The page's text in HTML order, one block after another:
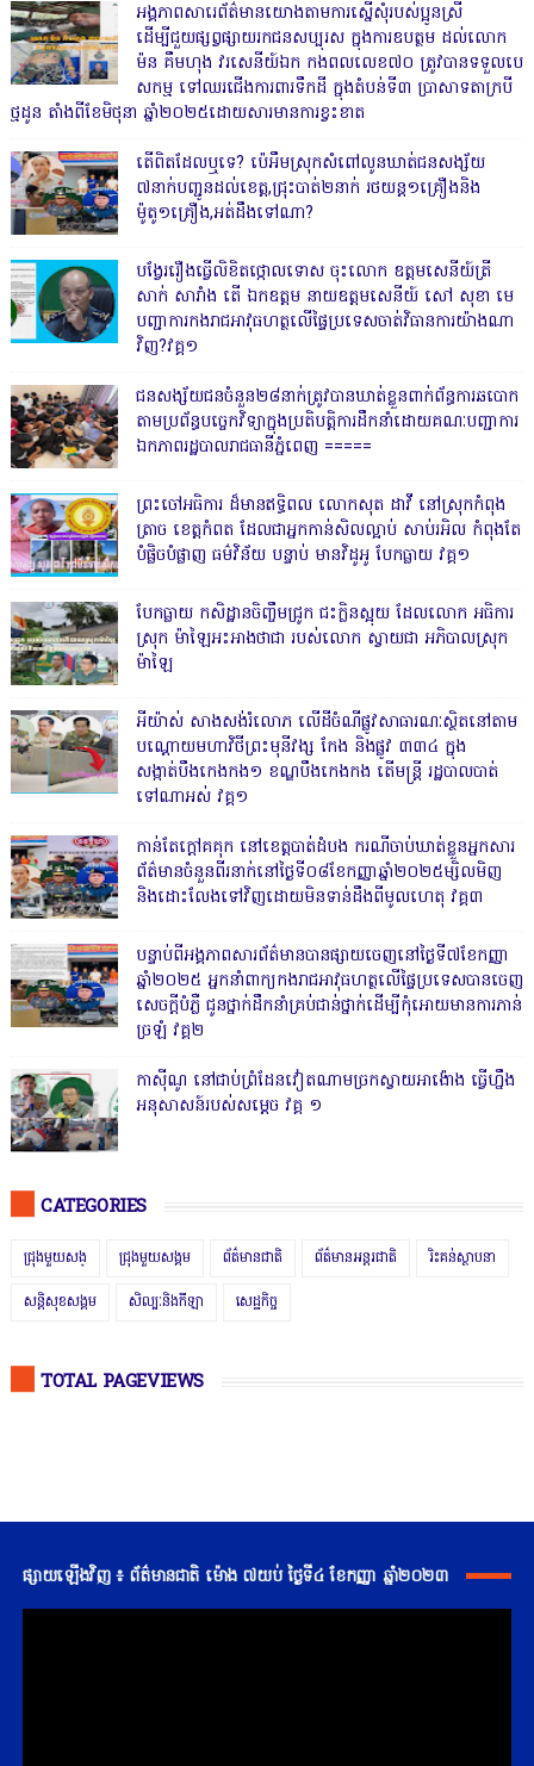
អង្គភាពសារេព័ត៌មានយោងតាមការស្នើសុំរបស់ប្អូនស្រី
ដើម្បីជួយផ្សព្វផ្សាយរកជនសប្បុរស ក្នុងការឧបត្ថម ដល់លោក
ម៉ន គឹមហុង វរសេនីយ៍ឯក កងពលលេខ៧០ ត្រូវបានទទួលបេ
សកម្ម ទៅឈរជើងការពារទឹកដី ក្នុងតំបន់ទី៣ ប្រាសាទតាក្របី
ថ្មដូន តាំងពីខែមិថុនា ឆ្នាំ២០២៥ដោយសារមានការខ្វះខាត
តើពិតដែលឬទេ? ប៉េអឹមស្រុកសំពៅលូនឃាត់ជនសង្ស័យ
៧នាក់បញ្ជូនដល់ខេត្ត,ជ្រុះបាត់២នាក់ រថយន្ត១គ្រឿងនិង
ម៉ូតូ១គ្រឿង,អត់ដឹងទៅណា?
បង្វែររឿងធ្វើលិខិតថ្កោលទោស ចុះលោក ឧត្តមសេនីយ៍ត្រី
សាក់ សារាំង តើ ឯកឧត្តម នាយឧត្តមសេនីយ៍ សៅ សុខា មេ
បញ្ជាការកងរាជអាវុធហត្ថលើផ្ទៃប្រទេសចាត់វិធានការយ៉ាងណា
វិញ?វគ្គ១
ជនសង្ស័យជនចំនួន២៨នាក់ត្រូវបានឃាត់ខ្លួនពាក់ព័ន្ធការឆបោក
តាមប្រព័ន្ធបច្ចេកវិទ្យាក្នុងប្រតិបត្តិការដឹកនាំដោយគណៈបញ្ជាការ
ឯកភាពរដ្ឋបាលរាជធានីភ្នំពេញ ‎=====
ព្រះចៅអធិការ ដ៏មានឥទ្ធិពល លោកសុត ដាវី នៅស្រុកកំពុង
ត្រាច ខេត្តកំពត ដែលជាអ្នកកាន់សិលល្អាប់ សាប់រអិល កំពុងតែ
បំផ្លិចបំផ្លាញ ធម៌វិន័យ បន្ទាប់ មានវិដូអូ បែកធ្លាយ វគ្គ១
បែកធ្លាយ កសិដ្ឋានចិញ្ចឹមជ្រូក ជះក្លិនស្អុយ ដែលលោក អធិការ
ស្រុក ម៉ាឡៃអះអាងថាជា របស់លោក ស្វាយជា អភិបាលស្រុក
ម៉ាឡៃ
អីយ៉ាស់ សាងសង់រំលោភ លើដីចំណីផ្លូវសាធារណៈស្ថិតនៅតាម
បណ្ដោយមហាវិថីព្រះមុនីវង្ស កែង និងផ្លូវ ៣៣៤ ក្នុង
សង្កាត់បឹងកេងកង១ ខណ្ឌបឹងកេងកង តើមន្ត្រី រដ្ឋបាលបាត់
ទៅណាអស់ វគ្គ១
កាន់តែក្តៅគគុក នៅខេត្តបាត់ដំបង ករណីចាប់ឃាត់ខ្លួនអ្នកសារ
ព័ត៌មានចំនួនពីរនាក់នៅថ្ងៃទី០៨ខែកញ្ញាឆ្នាំ២០២៥ម្សិលមិញ
និងដោះលែងទៅវិញដោយមិនទាន់ដឹងពីមូលហេតុ វគ្គ៣
បន្ទាប់ពីអង្គភាពសារព័ត៌មានបានផ្សាយចេញនៅថ្ងៃទី៧ខែកញ្ញា
ឆ្នាំ២០២៥ អ្នកនាំពាក្យកងរាជអាវុធហត្ថលើផ្ទៃប្រទេសបានចេញ
សេចក្តីបំភ្លឺ ជូនថ្នាក់ដឹកនាំគ្រប់ជាន់ថ្នាក់ដើម្បីកុំអោយមានការភាន់
ច្រឡំ វគ្គ២
កាសុីណូ នៅជាប់ព្រំដែនវៀតណាមច្រកស្វាយអាង៉ោង ធ្វើហ្នឹង
អនុសាសន៍របស់សម្ដេច វគ្គ ១
CATEGORIES
ជ្រុងមួយសង្ ជ្រុងមួយសង្គម ព័ត៌មានជាតិ ព័ត៌មានអន្តរជាតិ រិះគន់ស្ថាបនា
សន្តិសុខសង្គម សិល្បៈនិងកីឡា សេដ្ឋកិច្ច
TOTAL PAGEVIEWS
ផ្សាយឡើងវិញ ៖ ព័ត៌មានជាតិ ម៉ោង ៧យប់ ថ្ងៃទី៤ ខែកញ្ញា ឆ្នាំ២០២៣